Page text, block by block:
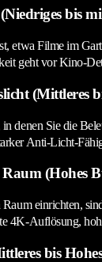
bis
etwa Filme im
geht vor Kino-
(Mittleres
denen Sie die
Anti-Licht-
(Hohes
einrichten,
4K-Auflösung,
bis